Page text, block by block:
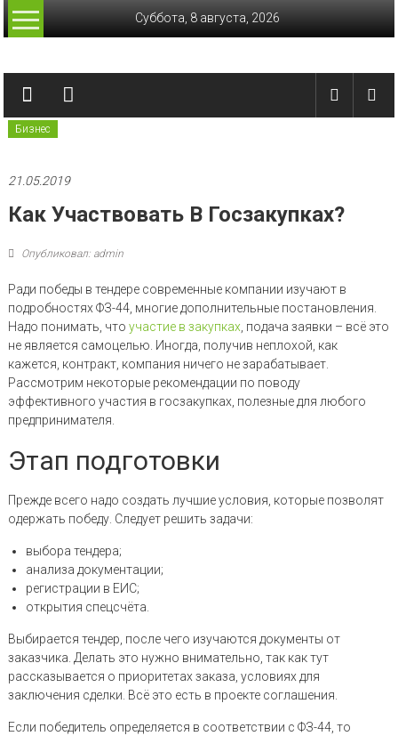
Перейти
Суббота, 8 августа, 2026
Лучшие
финансы
Актуальные
сводки
Бизнес
21.05.2019
Как Участвовать В Госзакупках?
Опубликовал: admin
Ради победы в тендере современные компании изучают в
подробностях ФЗ-44, многие дополнительные постановления.
Надо понимать, что участие в закупках , подача заявки – всё это
не является самоцелью. Иногда, получив неплохой, как
кажется, контракт, компания ничего не зарабатывает.
Рассмотрим некоторые рекомендации по поводу
эффективного участия в госзакупках, полезные для любого
предпринимателя.
Этап подготовки
Прежде всего надо создать лучшие условия, которые позволят
одержать победу. Следует решить задачи:
выбора тендера;
анализа документации;
регистрации в ЕИС;
открытия спецсчёта.
Выбирается тендер, после чего изучаются документы от
заказчика. Делать это нужно внимательно, так как тут
рассказывается о приоритетах заказа, условиях для
заключения сделки. Всё это есть в проекте соглашения.
Если победитель определяется в соответствии с ФЗ-44, то